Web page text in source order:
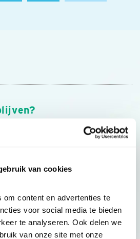
van cookies
om content en advertenties te
voor social media te bieden
te analyseren. Ook delen we
van onze site met onze
nieuws, inspiratie, acties en tips
van Vogelbescherming.